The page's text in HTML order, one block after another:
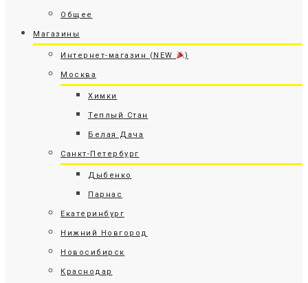
Общее
Магазины
Интернет-магазин (NEW )
Москва
Химки
Теплый Стан
Белая Дача
Санкт-Петербург
Дыбенко
Парнас
Екатеринбург
Нижний Новгород
Новосибирск
Краснодар